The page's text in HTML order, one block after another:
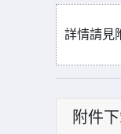
詳情請見
附件